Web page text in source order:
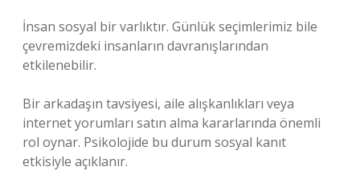
İnsan sosyal bir varlıktır. Günlük seçimlerimiz bile
çevremizdeki insanların davranışlarından
etkilenebilir.
Bir arkadaşın tavsiyesi, aile alışkanlıkları veya
internet yorumları satın alma kararlarında önemli
rol oynar. Psikolojide bu durum sosyal kanıt
etkisiyle açıklanır.